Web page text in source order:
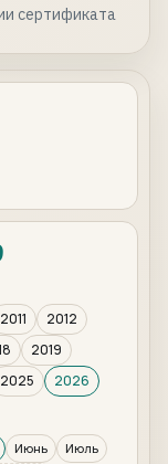
сертификата
2011
2012
2019
2025
2026
Июнь
Июль